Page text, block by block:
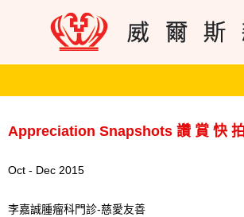
Appreciation Snapshots 讚 賞 快 拍
Oct - Dec 2015
李嘉誠腫瘤科門診-慈愛友善